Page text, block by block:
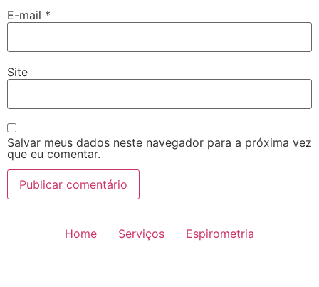
E-mail *
Site
Salvar meus dados neste navegador para a próxima vez
que eu comentar.
Home Serviços
Espirometria